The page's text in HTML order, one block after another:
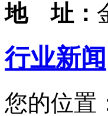
地 址：
行业新闻
您的位置